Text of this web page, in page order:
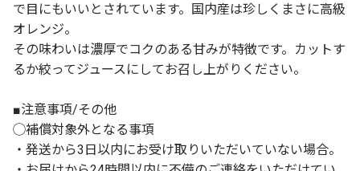
で目にもいいとされています。国内産は珍しくまさに高級
オレンジ。
その味わいは濃厚でコクのある甘みが特徴です。カットす
るか絞ってジュースにしてお召し上がりください。
■注意事項/その他
◯補償対象外となる事項
・発送から3日以内にお受け取りいただいていない場合。